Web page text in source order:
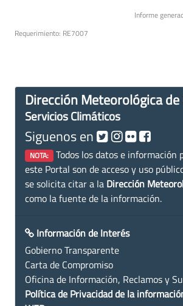
Informe
Requerimiento: RE7007
Dirección Meteorológica de
Servicios Climáticos
Siguenos en
NOTA: Todos los datos e información
este Portal son de acceso y uso
se solicita citar a la Dirección
como la fuente de la información.
Información de Interés
Gobierno Transparente
Carta de Compromiso
Oficina de Información, Reclamos y
Política de Privacidad de la